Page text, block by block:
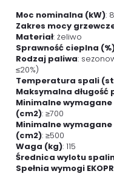
Moc nominalna (kW): 8
Zakres mocy
Materiał: żeliwo
Sprawność cieplna
Rodzaj paliwa:
≤20%)
Temperatura spali
Maksymalna długość
Minimalne
(cm2): ≥700
Minimalne
(cm2): ≥500
Waga (kg): 115
Średnica wylotu
Spełnia wymogi